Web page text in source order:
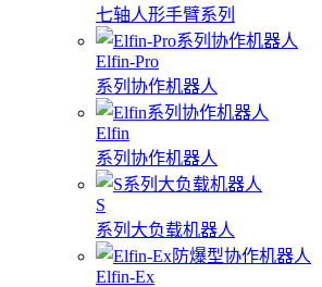
七轴人形手臂系列
Elfin-Pro
系列协作机器人
Elfin
系列协作机器人
S
系列大负载机器人
Elfin-Ex